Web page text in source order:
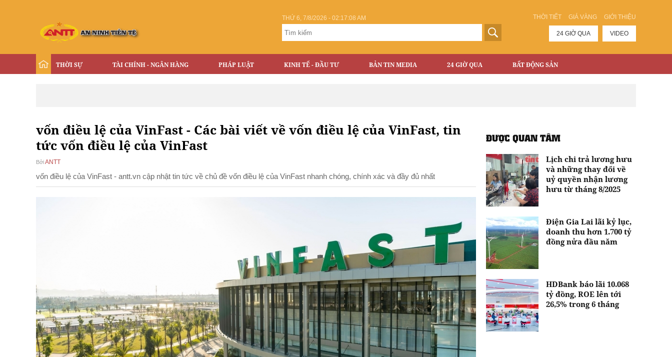
THỜI TIẾT GIÁ VÀNG GIỚI THIỆU
THỨ 6, 7/8/2026 - 02:17:08 AM
24 GIỜ QUA VIDEO
THỜI SỰ TÀI CHÍNH - NGÂN HÀNG PHÁP LUẬT KINH TẾ - ĐẦU TƯ BẢN TIN MEDIA 24 GIỜ QUA BẤT ĐỘNG SẢN
vốn điều lệ của VinFast - Các bài viết về vốn điều lệ của VinFast, tin
tức vốn điều lệ của VinFast
BởiANTT
vốn điều lệ của VinFast - antt.vn cập nhật tin tức về chủ đề vốn điều lệ của VinFast nhanh chóng, chính xác và đầy đủ nhất
ĐƯỢC QUAN TÂM
Lịch chi trả lương hưu
và những thay đổi về
uỷ quyền nhận lương
hưu từ tháng 8/2025
Điện Gia Lai lãi kỷ lục,
doanh thu hơn 1.700 tỷ
đồng nửa đầu năm
HDBank báo lãi 10.068
tỷ đồng, ROE lên tới
26,5% trong 6 tháng